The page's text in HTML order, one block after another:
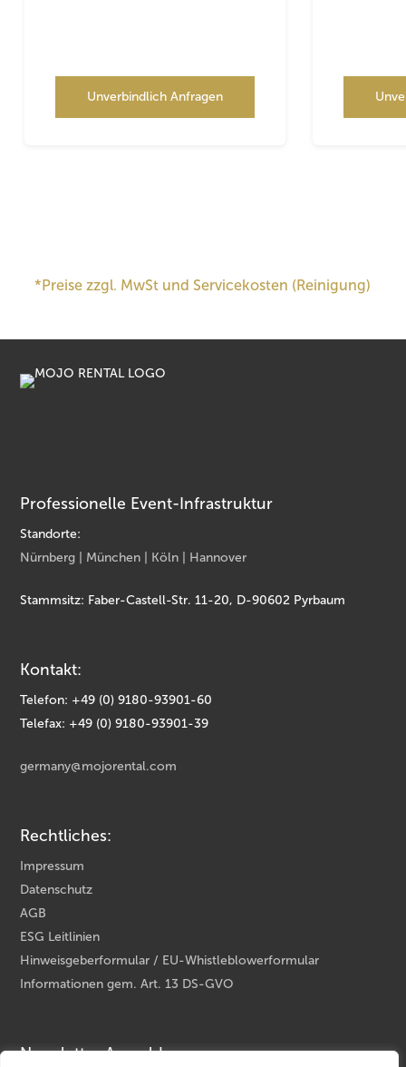
Unverbindlich Anfragen
*Preise zzgl. MwSt und Servicekosten (Reinigung)
Professionelle Event-Infrastruktur
Standorte:
Nürnberg | München | Köln | Hannover
Stammsitz: Faber-Castell-Str. 11-20, D-90602 Pyrbaum
Kontakt:
Telefon: +49 (0) 9180-93901-60
Telefax: +49 (0) 9180-93901-39
germany@mojorental.com
Rechtliches:
Impressum
Datenschutz
AGB
ESG Leitlinien
Hinweisgeberformular / EU-Whistleblowerformular
Informationen gem. Art. 13 DS-GVO
Newsletter Anmeldung